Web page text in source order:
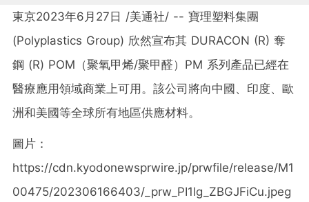
東京2023年6月27日 /美通社/ -- 寶理塑料集團
(Polyplastics Group) 欣然宣布其 DURACON (R) 奪
鋼 (R) POM（聚氧甲烯/聚甲醛）PM 系列產品已經在
醫療應用領域商業上可用。該公司將向中國、印度、歐
洲和美國等全球所有地區供應材料。
圖片：
https://cdn.kyodonewsprwire.jp/prwfile/release/M1
00475/202306166403/_prw_PI1lg_ZBGJFiCu.jpeg